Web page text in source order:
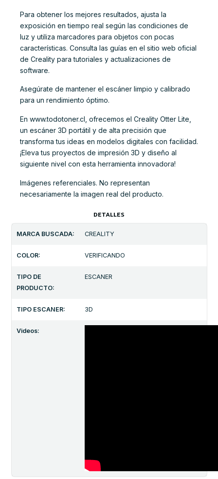
Para obtener los mejores resultados, ajusta la
exposición en tiempo real según las condiciones de
luz y utiliza marcadores para objetos con pocas
características. Consulta las guías en el sitio web oficial
de Creality para tutoriales y actualizaciones de
software.
Asegúrate de mantener el escáner limpio y calibrado
para un rendimiento óptimo.
En www.todotoner.cl, ofrecemos el Creality Otter Lite,
un escáner 3D portátil y de alta precisión que
transforma tus ideas en modelos digitales con facilidad.
¡Eleva tus proyectos de impresión 3D y diseño al
siguiente nivel con esta herramienta innovadora!
Imágenes referenciales. No representan
necesariamente la imagen real del producto.
DETALLES
MARCA BUSCADA: CREALITY
COLOR: VERIFICANDO
TIPO DE
PRODUCTO:
ESCANER
TIPO ESCANER: 3D
Videos: